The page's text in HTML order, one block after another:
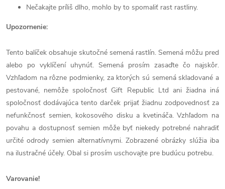
Nečakajte príliš dlho, mohlo by to spomaliť rast rastliny.
Upozornenie:
Tento balíček obsahuje skutočné semená rastlín. Semená môžu pred
alebo po vyklíčení uhynúť. Semená prosím zasaďte čo najskôr.
Vzhľadom na rôzne podmienky, za ktorých sú semená skladované a
pestované, nemôže spoločnosť Gift Republic Ltd ani žiadna iná
spoločnosť dodávajúca tento darček prijať žiadnu zodpovednosť za
nefunkčnosť semien, kokosového disku a kvetináča. Vzhľadom na
povahu a dostupnosť semien môže byť niekedy potrebné nahradiť
určité odrody semien alternatívnymi. Zobrazené obrázky slúžia iba
na ilustračné účely. Obal si prosím uschovajte pre budúcu potrebu.
Varovanie!